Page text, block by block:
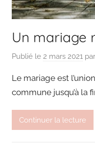
Un mariage
Publié le 2 mars 2021 par
Le mariage est
commune jusqu’à la
Continuer la lecture